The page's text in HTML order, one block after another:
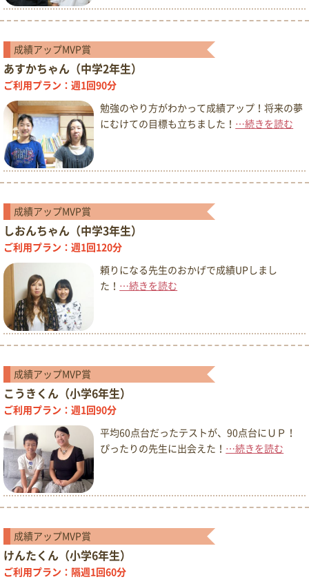
成績アップMVP賞
あすかちゃん（中学2年生）
ご利用プラン：週1回90分
勉強のやり方がわかって成績アップ！将来の夢
にむけての目標も立ちました！ …続きを読む
成績アップMVP賞
しおんちゃん（中学3年生）
ご利用プラン：週1回120分
頼りになる先生のおかげで成績UPしまし
た！ …続きを読む
成績アップMVP賞
こうきくん（小学6年生）
ご利用プラン：週1回90分
平均60点台だったテストが、90点台にＵＰ！
ぴったりの先生に出会えた！ …続きを読む
成績アップMVP賞
けんたくん（小学6年生）
ご利用プラン：隔週1回60分